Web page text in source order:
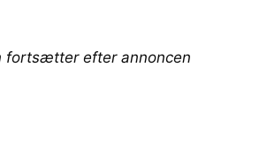
fortsætter efter annoncen